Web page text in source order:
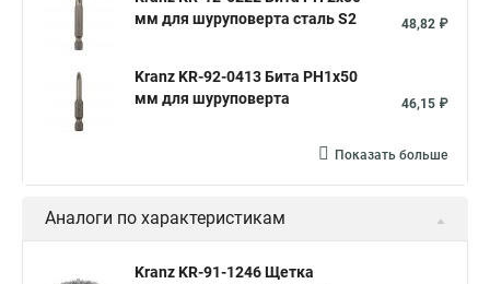
мм для шуруповерта сталь S2
48,82 ₽
Kranz KR-92-0413 Бита PH1х50
мм для шуруповерта
46,15 ₽
Показать больше
Аналоги по характеристикам
Kranz KR-91-1246 Щетка